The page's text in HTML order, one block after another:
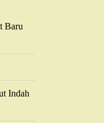
Baru
Indah